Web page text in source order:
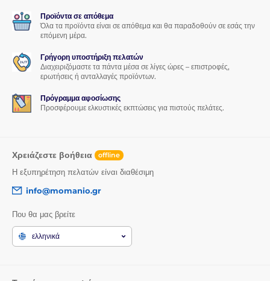
Προϊόντα σε απόθεμα
Όλα τα προϊόντα είναι σε απόθεμα και θα παραδοθούν σε εσάς την
επόμενη μέρα.
Γρήγορη υποστήριξη πελατών
Διαχειριζόμαστε τα πάντα μέσα σε λίγες ώρες – επιστροφές,
ερωτήσεις ή ανταλλαγές προϊόντων.
Πρόγραμμα αφοσίωσης
Προσφέρουμε ελκυστικές εκπτώσεις για πιστούς πελάτες.
Χρειάζεστε βοήθεια offline
Η εξυπηρέτηση πελατών είναι διαθέσιμη
info@momanio.gr
Που θα μας βρείτε
ελληνικά